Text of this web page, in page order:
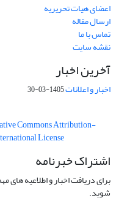
اعضای هیات تحریریه
ارسال مقاله
تماس با ما
نقشه سایت
آخرین اخبار
اخبار و اعلانات1405-03-30
Commons Attribution-
License
اشتراک خبرنامه
برای دریافت اخبار و اطلاعیه
شوید.